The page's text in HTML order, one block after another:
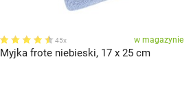
45x w magazynie
Myjka frote niebieski, 17 x 25 cm